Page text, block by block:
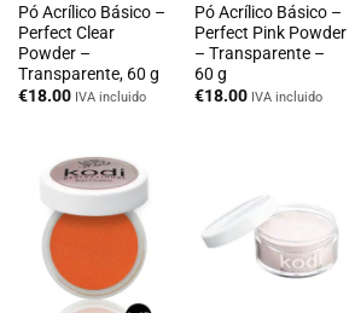
Pó Acrílico Básico –
Perfect Clear
Powder –
Transparente, 60 g
€18.00 IVA incluido
Pó Acrílico Básico –
Perfect Pink Powder
– Transparente –
60 g
€18.00 IVA incluido